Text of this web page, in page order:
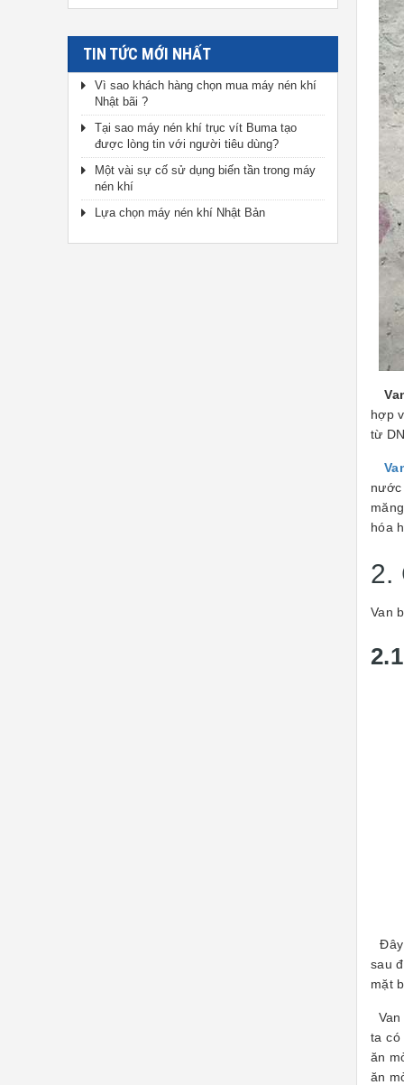
TIN TỨC MỚI NHẤT
Vì sao khách hàng chọn mua máy nén khí
Nhật bãi ?
Tại sao máy nén khí trục vít Buma tạo
được lòng tin với người tiêu dùng?
Một vài sự cố sử dụng biến tần trong máy
nén khí
Lựa chọn máy nén khí Nhật Bản
hợp
từ
nước
hóa
2.
Van
Đây
sau
mặt
ta có
ăn
ăn